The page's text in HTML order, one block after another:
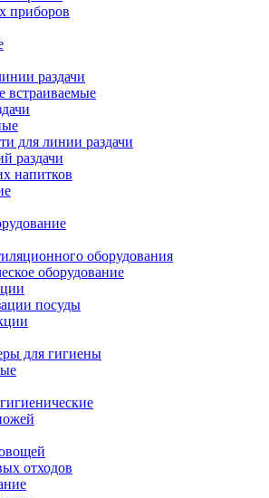
приборов
раздачи
встраиваемые
для линии раздачи
раздачи
напитков
оборудования
оборудование
посуды
для гигиены
отходов